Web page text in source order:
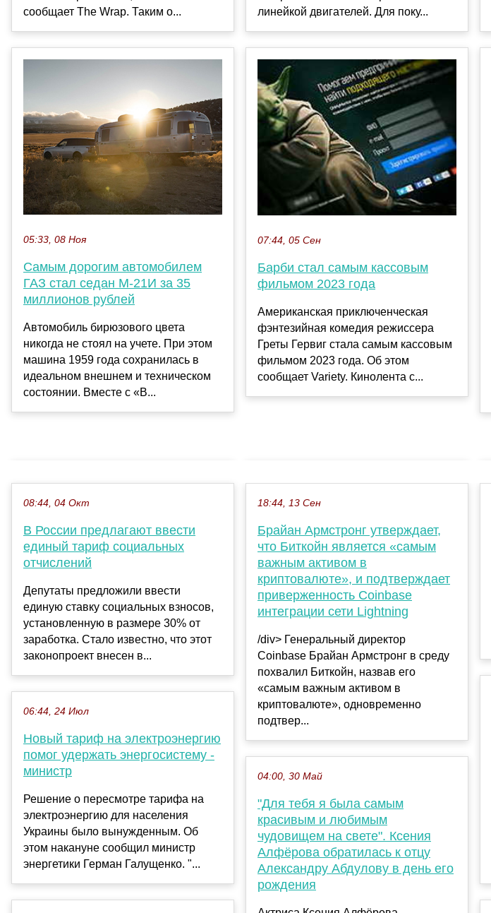
сообщает The Wrap. Таким о...
05:33, 08 Ноя
Самым дорогим автомобилем
ГАЗ стал седан М-21И за 35
миллионов рублей
Автомобиль бирюзового цвета
никогда не стоял на учете. При этом
машина 1959 года сохранилась в
идеальном внешнем и техническом
состоянии. Вместе с «В...
линейкой двигателей. Для поку...
07:44, 05 Сен
Барби стал самым кассовым
фильмом 2023 года
Американская приключенческая
фэнтезийная комедия режиссера
Греты Гервиг стала самым кассовым
фильмом 2023 года. Об этом
сообщает Variety. Кинолента с...
08:44, 04 Окт
В России предлагают ввести
единый тариф социальных
отчислений
Депутаты предложили ввести
единую ставку социальных взносов,
установленную в размере 30% от
заработка. Cтало известно, что этот
законопроект внесен в...
06:44, 24 Июл
Новый тариф на электроэнергию
помог удержать энергосистему -
министр
Решение о пересмотре тарифа на
электроэнергию для населения
Украины было вынужденным. Об
этом накануне сообщил министр
энергетики Герман Галущенко. "...
18:44, 13 Сен
Брайан Армстронг утверждает,
что Биткойн является «самым
важным активом в
криптовалюте», и подтверждает
приверженность Coinbase
интеграции сети Lightning
/div> Генеральный директор
Coinbase Брайан Армстронг в среду
похвалил Биткойн, назвав его
«самым важным активом в
криптовалюте», одновременно
подтвер...
04:00, 30 Май
"Для тебя я была самым
красивым и любимым
чудовищем на свете". Ксения
Алфёрова обратилась к отцу
Александру Абдулову в день его
рождения